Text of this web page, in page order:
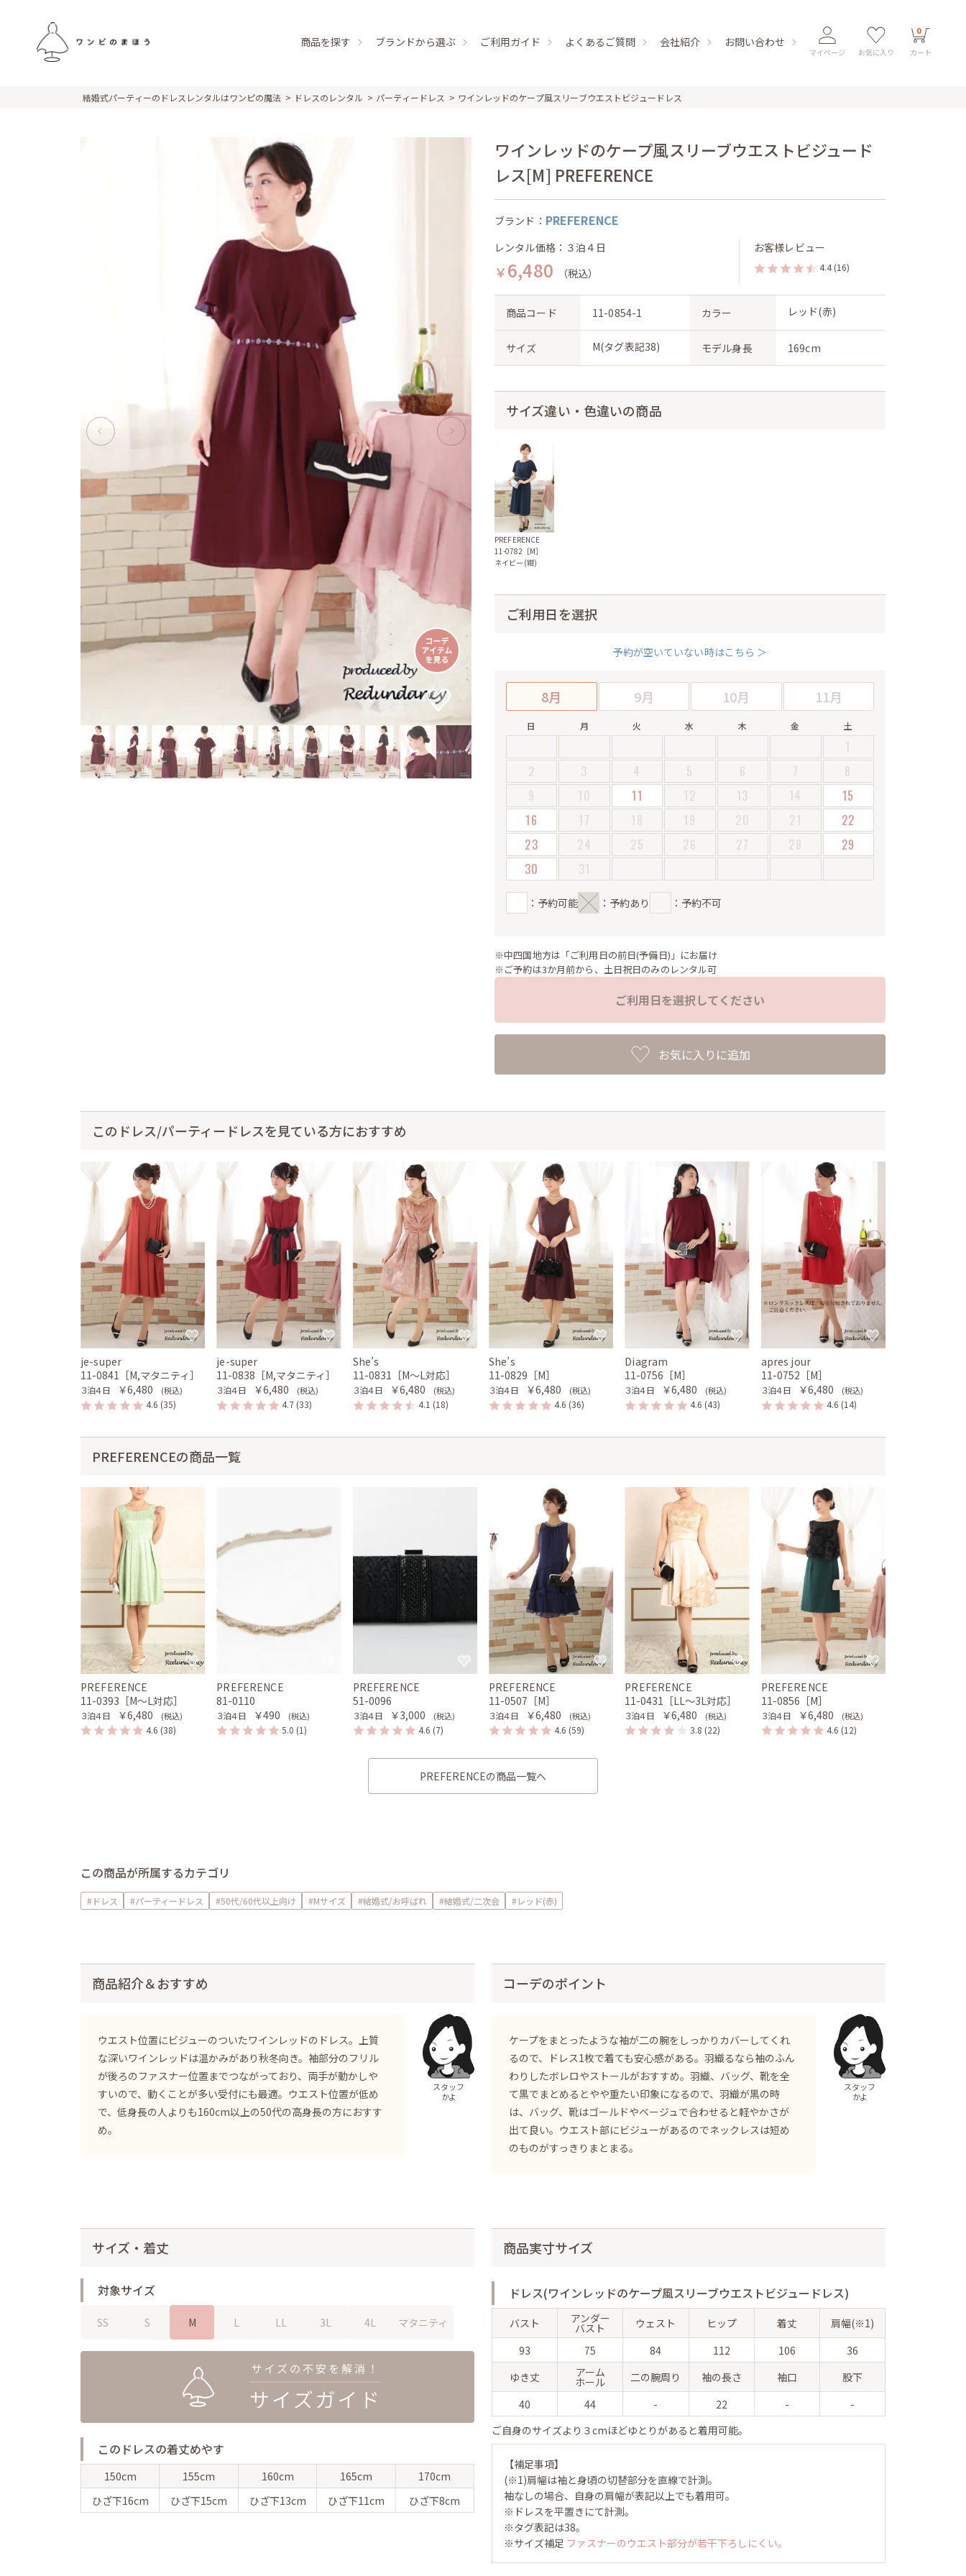
商品を探す ブランドから選ぶ ご利用ガイド よくあるご質問 会社紹介 お問い合わせ
マイページ お気に入り
0
カート
結婚式パーティーのドレスレンタルはワンピの魔法 ドレスのレンタル パーティードレス ワインレッドのケープ風スリーブウエストビジュードレス
ワインレッドのケープ風スリーブウエストビジュード
レス[M] PREFERENCE
ブランド： PREFERENCE
レンタル価格：３泊４日
￥6,480 （税込）
お客様レビュー
4.4 (16)
商品コード 11-0854-1 カラー レッド(赤)
サイズ M(タグ表記38) モデル身長 169cm
サイズ違い・色違いの商品
PREFERENCE
11-0782［M］
ネイビー(紺)
ご利用日を選択
予約が空いていない時はこちら ＞
8月 9月 10月 11月
日 月 火 水 木 金 土
1
2
3 4 5 6 7
8
9
10 11 12 13 14
15
16
17 18 19 20 21
22
23
24 25 26 27 28
29
30
31
：予約可能 ：予約あり ：予約不可
※中四国地方は「ご利用日の前日(予備日)」にお届け
※ご予約は3か月前から、土日祝日のみのレンタル可
ご利用日を選択してください
お気に入りに追加
このドレス/パーティードレスを見ている方におすすめ
je-super
11-0841［M,マタニティ］
３泊４日 ￥6,480 (税込)
4.6 (35)
je-super
11-0838［M,マタニティ］
３泊４日 ￥6,480 (税込)
4.7 (33)
She’s
11-0831［M〜L対応］
３泊４日 ￥6,480 (税込)
4.1 (18)
She’s
11-0829［M］
３泊４日 ￥6,480 (税込)
4.6 (36)
Diagram
11-0756［M］
３泊４日 ￥6,480 (税込)
4.6 (43)
apres jour
11-0752［M］
３泊４日 ￥6,480 (税込)
4.6 (14)
PREFERENCEの商品一覧
PREFERENCE
11-0393［M〜L対応］
３泊４日 ￥6,480 (税込)
4.6 (38)
PREFERENCE
81-0110
３泊４日 ￥490 (税込)
5.0 (1)
PREFERENCE
51-0096
３泊４日 ￥3,000 (税込)
4.6 (7)
PREFERENCE
11-0507［M］
３泊４日 ￥6,480 (税込)
4.6 (59)
PREFERENCE
11-0431［LL〜3L対応］
３泊４日 ￥6,480 (税込)
3.8 (22)
PREFERENCE
11-0856［M］
３泊４日 ￥6,480 (税込)
4.6 (12)
PREFERENCEの商品一覧へ
この商品が所属するカテゴリ
#ドレス #パーティードレス #50代/60代以上向け #Mサイズ #結婚式/お呼ばれ #結婚式/二次会 #レッド(赤)
商品紹介＆おすすめ
ウエスト位置にビジューのついたワインレッドのドレス。上質
な深いワインレッドは温かみがあり秋冬向き。袖部分のフリル
が後ろのファスナー位置までつながっており、両手が動かしや
すいので、動くことが多い受付にも最適。ウエスト位置が低め
で、低身長の人よりも160cm以上の50代の高身長の方におすす
め。
スタッフ
かよ
コーデのポイント
ケープをまとったような袖が二の腕をしっかりカバーしてくれ
るので、ドレス1枚で着ても安心感がある。羽織るなら袖のふん
わりしたボレロやストールがおすすめ。羽織、バッグ、靴を全
て黒でまとめるとやや重たい印象になるので、羽織が黒の時
は、バッグ、靴はゴールドやベージュで合わせると軽やかさが
出て良い。ウエスト部にビジューがあるのでネックレスは短め
のものがすっきりまとまる。
スタッフ
かよ
サイズ・着丈
対象サイズ
SS S M L LL 3L 4L マタニティ
このドレスの着丈めやす
150cm 155cm 160cm 165cm
170cm
ひざ下16cm ひざ下15cm ひざ下13cm ひざ下11cm ひざ下8cm
商品実寸サイズ
ドレス(ワインレッドのケープ風スリーブウエストビジュードレス)
バスト アンダー
バスト ウェスト ヒップ 着丈
肩幅(※1)
93
75 84 112 106
36
ゆき丈
アーム
ホール 二の腕周り 袖の長さ 袖口
股下
40
44 - 22 -
-
ご自身のサイズより３cmほどゆとりがあると着用可能。
【補足事項】
(※1)肩幅は袖と身頃の切替部分を直線で計測。
袖なしの場合、自身の肩幅が表記以上でも着用可。
※ドレスを平置きにて計測。
※タグ表記は38。
※サイズ補足 ファスナーのウエスト部分が若干下ろしにくい。